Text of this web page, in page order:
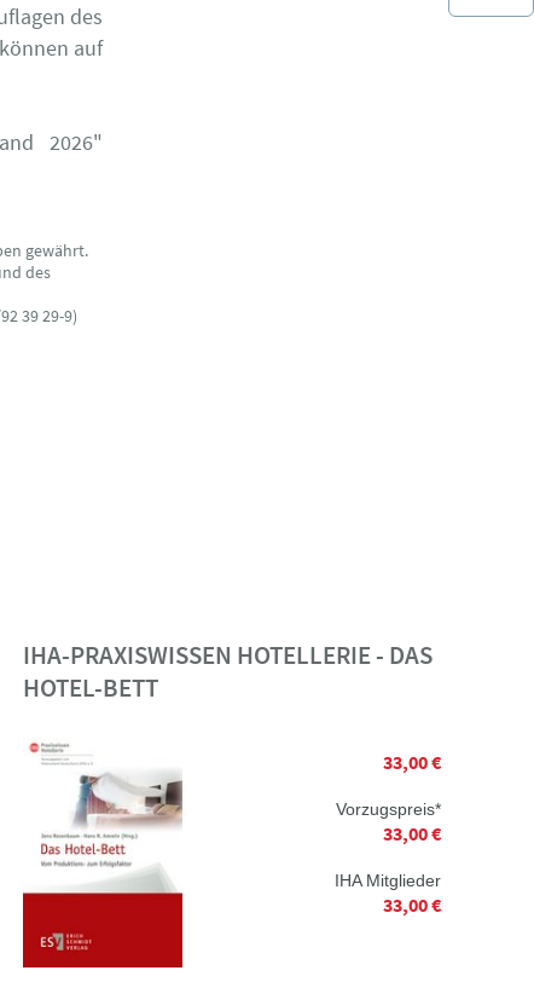
des
auf
2026"
gewährt.
des
39 29-9)
IHA-PRAXISWISSEN HOTELLERIE - DAS
HOTEL-BETT
33,00 €
Vorzugspreis*
33,00 €
IHA Mitglieder
33,00 €